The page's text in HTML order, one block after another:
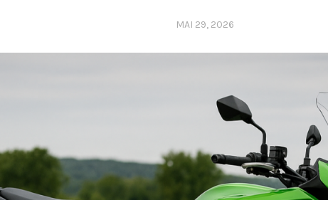
MAI 29, 2026